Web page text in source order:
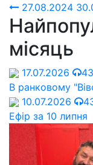
27.08.2024
місяць
17.07.2026
В ранковому
10.07.2026
Ефір за 10 липня